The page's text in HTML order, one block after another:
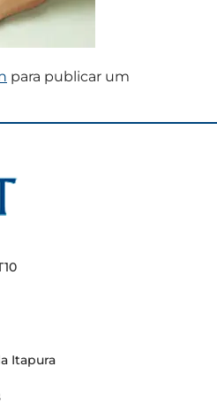
para publicar um
Itapura